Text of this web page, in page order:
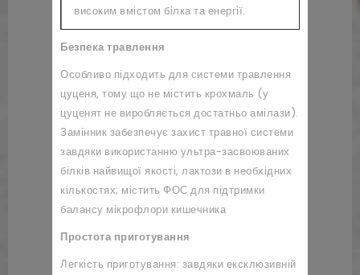
високим вмістом білка та енергії.
Безпека травлення
Особливо підходить для системи травлення
цуценя, тому що не містить крохмаль (у
цуценят не виробляється достатньо амілази).
Замінник забезпечує захист травної системи
завдяки використанню ультра-засвоюваних
білків найвищої якості, лактози в необхідних
кількостях; містить ФОС для підтримки
балансу мікрофлори кишечника
Простота приготування
Легкість приготування: завдяки ексклюзивній